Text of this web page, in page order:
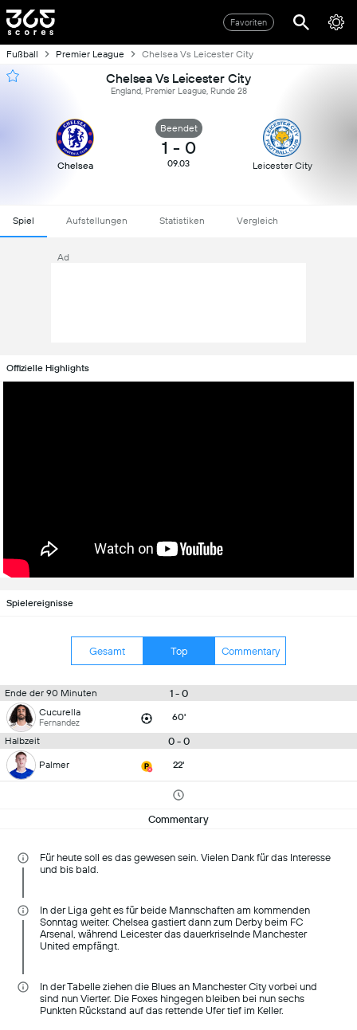
Favoriten
Fußball Premier League Chelsea Vs Leicester City
Chelsea Vs Leicester City
England, Premier League, Runde 28
Chelsea
Beendet
1 - 0
09.03 Leicester City
Spiel Aufstellungen Statistiken Vergleich
Ad
Offizielle Highlights
Spielereignisse
Gesamt Top Commentary
Ende der 90 Minuten 1 - 0
Cucurella
Fernandez 60'
Halbzeit 0 - 0
Palmer 22'
Commentary
Für heute soll es das gewesen sein. Vielen Dank für das Interesse
und bis bald.
In der Liga geht es für beide Mannschaften am kommenden
Sonntag weiter. Chelsea gastiert dann zum Derby beim FC
Arsenal, während Leicester das dauerkriselnde Manchester
United empfängt.
In der Tabelle ziehen die Blues an Manchester City vorbei und
sind nun Vierter. Die Foxes hingegen bleiben bei nun sechs
Punkten Rückstand auf das rettende Ufer tief im Keller.